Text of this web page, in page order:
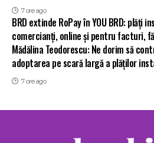
7 ore ago
BRD extinde RoPay în YOU BRD: plăți
comercianți, online și pentru facturi,
Mădălina Teodorescu: Ne dorim să
adoptarea pe scară largă a plăților
7 ore ago